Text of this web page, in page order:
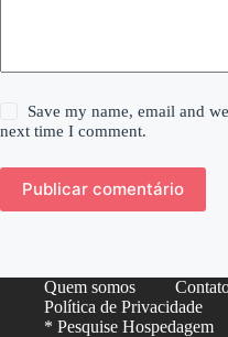
Save my name, email and
next time I comment.
Publicar comentário
Quem somos
Política de Privacidade
* Pesquise Hospedagem